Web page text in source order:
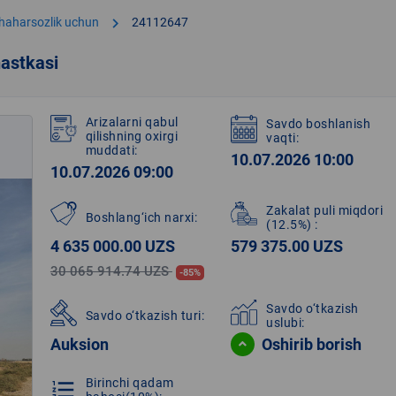
uchun chevron_right 24112647
Arizalarni qabul
qilishning oxirgi
muddati:
10.07.2026 09:00
Savdo boshlanish
vaqti:
10.07.2026 10:00
Boshlang‘ich narxi:
4 635 000.00 UZS
30 065 914.74 UZS -85%
Zakalat puli miqdori
(12.5%) :
579 375.00 UZS
Savdo o‘tkazish turi:
Auksion
Savdo o‘tkazish
uslubi:
Oshirib borish
format_list_numbered
Birinchi qadam